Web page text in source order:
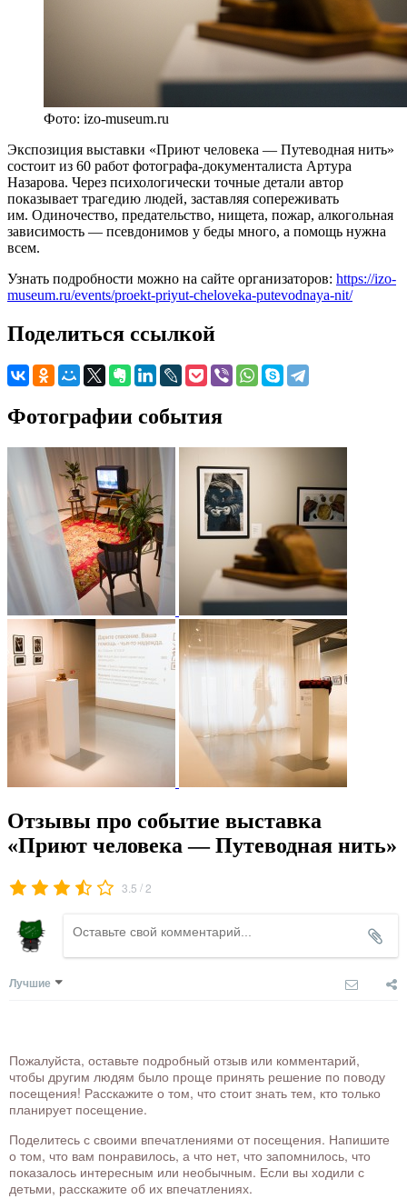
Фото: izo-museum.ru
Экспозиция выставки «Приют человека — Путеводная нить»
состоит из 60 работ фотографа-документалиста Артура
Назарова. Через психологически точные детали автор
показывает трагедию людей, заставляя сопереживать
им. Одиночество, предательство, нищета, пожар, алкогольная
зависимость — псевдонимов у беды много, а помощь нужна
всем.
Узнать подробности можно на сайте организаторов: https://izo-
museum.ru/events/proekt-priyut-cheloveka-putevodnaya-nit/
Поделиться ссылкой
Фотографии события
Отзывы про событие выставка
«Приют человека — Путеводная нить»
3.5 /2
Лучшие
Пожалуйста, оставьте подробный отзыв или комментарий,
чтобы другим людям было проще принять решение по поводу
посещения! Расскажите о том, что стоит знать тем, кто только
планирует посещение.
Поделитесь с своими впечатлениями от посещения. Напишите
о том, что вам понравилось, а что нет, что запомнилось, что
показалось интересным или необычным. Если вы ходили с
детьми, расскажите об их впечатлениях.